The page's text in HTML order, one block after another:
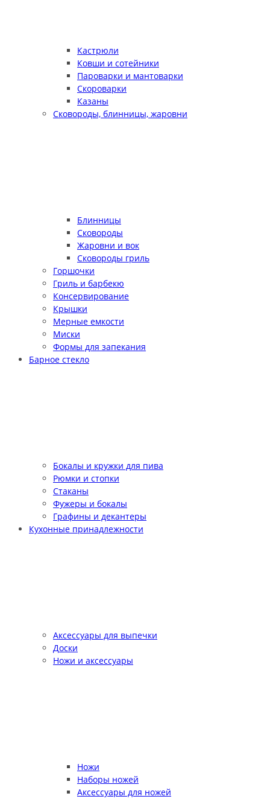
Кастрюли
Ковши и сотейники
Пароварки и мантоварки
Скороварки
Казаны
Сковороды, блинницы, жаровни
Блинницы
Сковороды
Жаровни и вок
Сковороды гриль
Горшочки
Гриль и барбекю
Консервирование
Крышки
Мерные емкости
Миски
Формы для запекания
Барное стекло
Бокалы и кружки для пива
Рюмки и стопки
Стаканы
Фужеры и бокалы
Графины и декантеры
Кухонные принадлежности
Аксессуары для выпечки
Доски
Ножи и аксессуары
Ножи
Наборы ножей
Аксессуары для ножей